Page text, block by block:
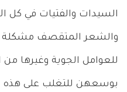
السيدات والفتيات في كل
والشعر المتقصف مشكلة
للعوامل الجوية وغيرها
بوسعهن للتغلب على هذه